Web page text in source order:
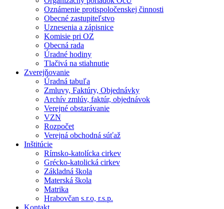
Oznámenie protispoločenskej činnosti
Obecné zastupiteľstvo
Uznesenia a zápisnice
Komisie pri OZ
Obecná rada
Úradné hodiny
Tlačivá na stiahnutie
Zverejňovanie
Úradná tabuľa
Zmluvy, Faktúry, Objednávky
Archív zmlúv, faktúr, objednávok
Verejné obstarávanie
VZN
Rozpočet
Verejná obchodná súťaž
Inštitúcie
Rímsko-katolícka cirkev
Grécko-katolická cirkev
Základná škola
Materská škola
Matrika
Hrabovčan s.r.o, r.s.p.
Kontakt